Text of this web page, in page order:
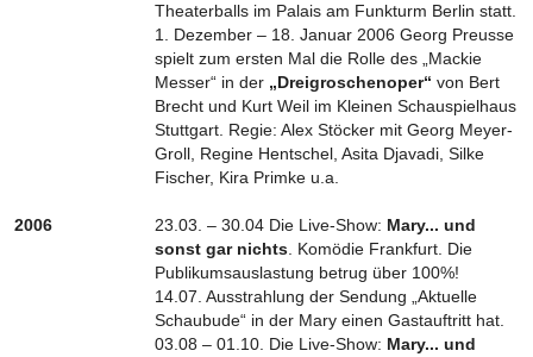
Theaterballs im Palais am Funkturm Berlin statt.
1. Dezember – 18. Januar 2006 Georg Preusse
spielt zum ersten Mal die Rolle des „Mackie
Messer“ in der „Dreigroschenoper“ von Bert
Brecht und Kurt Weil im Kleinen Schauspielhaus
Stuttgart. Regie: Alex Stöcker mit Georg Meyer-
Groll, Regine Hentschel, Asita Djavadi, Silke
Fischer, Kira Primke u.a.
2006 23.03. – 30.04 Die Live-Show: Mary... und
sonst gar nichts . Komödie Frankfurt. Die
Publikumsauslastung betrug über 100%!
14.07. Ausstrahlung der Sendung „Aktuelle
Schaubude“ in der Mary einen Gastauftritt hat.
03.08 – 01.10. Die Live-Show: Mary... und